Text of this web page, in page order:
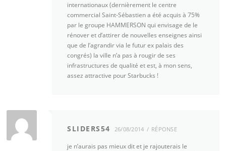
internationaux (dernièrement le centre
commercial Saint-Sébastien a été acquis à 75%
par le groupe HAMMERSON qui envisage de le
rénover et d’attirer de nouvelles enseignes ainsi
que de l’agrandir via le futur ex palais des
congrés) la ville n’a pas à rougir de ses
infrastructures de qualité et est, à mon sens,
assez attractive pour Starbucks !
SLIDERS54 26/08/2014 RÉPONSE
je n’aurais pas mieux dit et je rajouterais le